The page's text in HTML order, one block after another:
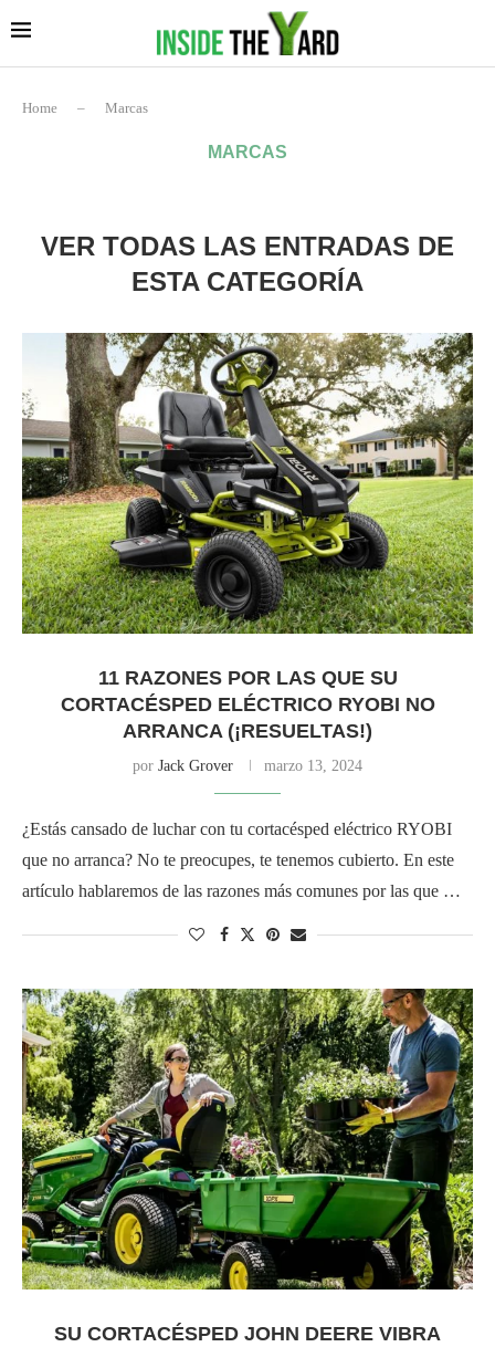
Home – Marcas
MARCAS
VER TODAS LAS ENTRADAS DE
ESTA CATEGORÍA
11 RAZONES POR LAS QUE SU
CORTACÉSPED ELÉCTRICO RYOBI NO
ARRANCA (¡RESUELTAS!)
por Jack Grover marzo 13, 2024
¿Estás cansado de luchar con tu cortacésped eléctrico RYOBI
que no arranca? No te preocupes, te tenemos cubierto. En este
artículo hablaremos de las razones más comunes por las que …
SU CORTACÉSPED JOHN DEERE VIBRA